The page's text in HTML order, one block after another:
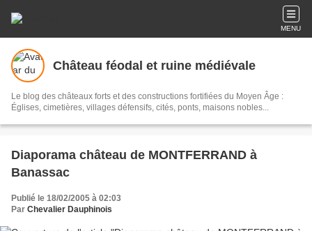
MENU
Château féodal et ruine médiévale
Le blog des châteaux forts et des constructions fortifiées du Moyen Âge :
Églises, cimetières, villages défensifs, cités, ponts, maisons nobles...
Diaporama château de MONTFERRAND à
Banassac
Publié le 18/02/2005 à 02:03
Par Chevalier Dauphinois